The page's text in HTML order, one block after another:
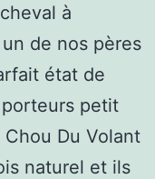
à
de nos pères
état de
petit
Du Volant
naturel et ils